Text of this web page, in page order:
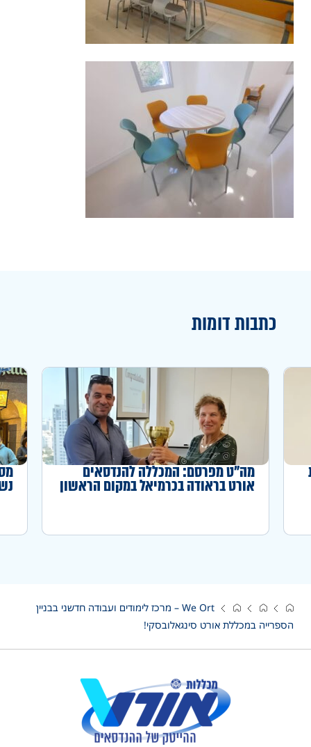
כתבות דומות
מה"ט מפרסם: המכללה להנדסאים
אורט בראודה בכרמיאל במקום הראשון
באחוז המדופלמים לשנה"ל תשפ"ה
We Ort – מרכז לימודים ועבודה חדשני בבניין
הספרייה במכללת אורט סינגאלובסקי!